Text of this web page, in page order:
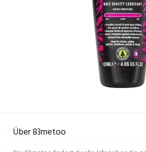
Über 83metoo